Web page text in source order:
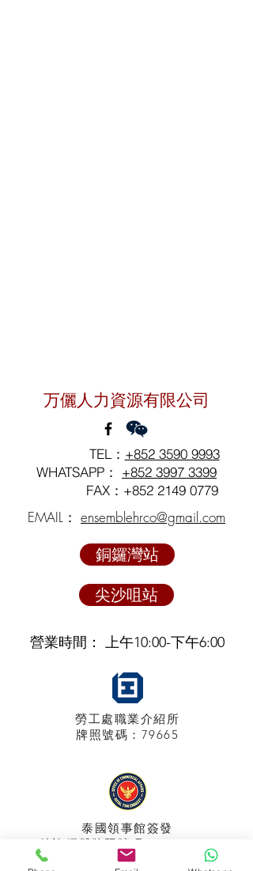
万儷人力資源有限公司
TEL： +852 3590 9993
WHATSAPP： +852 3997 3399
FAX：+852 2149 0779
EMAIL： ensemblehrco@gmail.com
銅鑼灣站
尖沙咀站
營業時間： 上午10:00-下午6:00
勞工處職業介紹所
牌照號碼：79665
泰國領事館簽發
特許經營牌照號碼：048/2025